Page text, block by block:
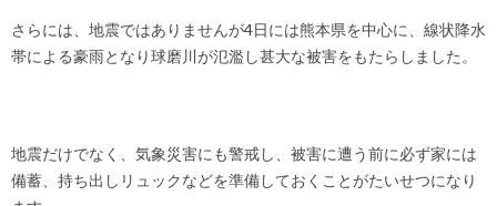
さらには、地震ではありませんが4日には熊本県を中心に、線状降水
帯による豪雨となり球磨川が氾濫し甚大な被害をもたらしました。
地震だけでなく、気象災害にも警戒し、被害に遭う前に必ず家には
備蓄、持ち出しリュックなどを準備しておくことがたいせつになり